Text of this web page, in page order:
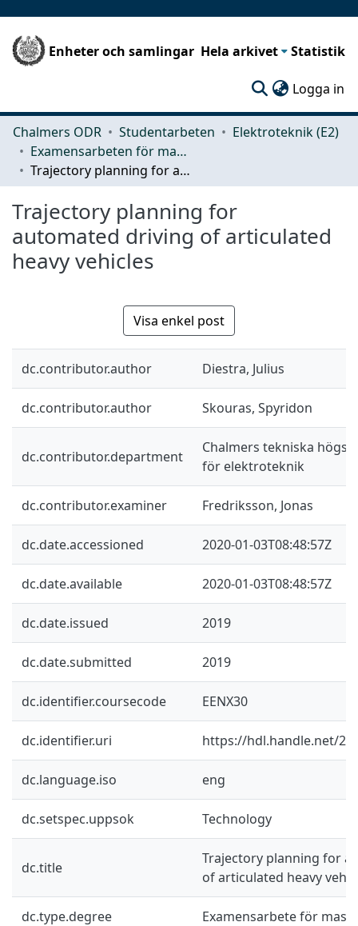
Enheter och samlingar Hela arkivet Statistik
Logga in
Chalmers ODR Studentarbeten
Elektroteknik (E2)
Examensarbeten för masterexamen
Trajectory planning for automated driving of articulated heavy vehicles
Trajectory planning for
automated driving of articulated
heavy vehicles
Visa enkel post
dc.contributor.author Diestra, Julius
dc.contributor.author Skouras, Spyridon
dc.contributor.department
Chalmers tekniska
för elektroteknik
dc.contributor.examiner Fredriksson, Jonas
dc.date.accessioned 2020-01-03T08:48:57Z
dc.date.available 2020-01-03T08:48:57Z
dc.date.issued 2019
dc.date.submitted 2019
dc.identifier.coursecode EENX30
dc.identifier.uri https://hdl.handle.net/
dc.language.iso eng
dc.setspec.uppsok Technology
dc.title
Trajectory planning for
of articulated heavy
dc.type.degree Examensarbete för